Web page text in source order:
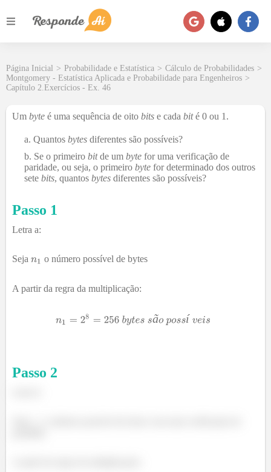
Página Inicial > Probabilidade e Estatística > Cálculo de Probabilidades >
Montgomery - Estatística Aplicada e Probabilidade para Engenheiros >
Capítulo 2.Exercícios - Ex. 46
Um byte é uma sequência de oito bits e cada bité 0 ou 1.
Quantos bytes diferentes são possíveis?
Se o primeiro bitde um byte for uma verificação de
paridade, ou seja, o primeiro byte for determinado dos outros
sete bits, quantos bytes diferentes são possíveis?
Passo 1
Letra a:
Seja o número possível de bytes
A partir da regra da multiplicação:
ã í
Passo 2